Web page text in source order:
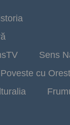
Sens
Poveste cu